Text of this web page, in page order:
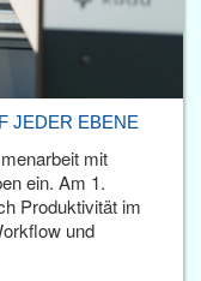
JEDER EBENE
mit
ein. Am 1.
Produktivität im
und